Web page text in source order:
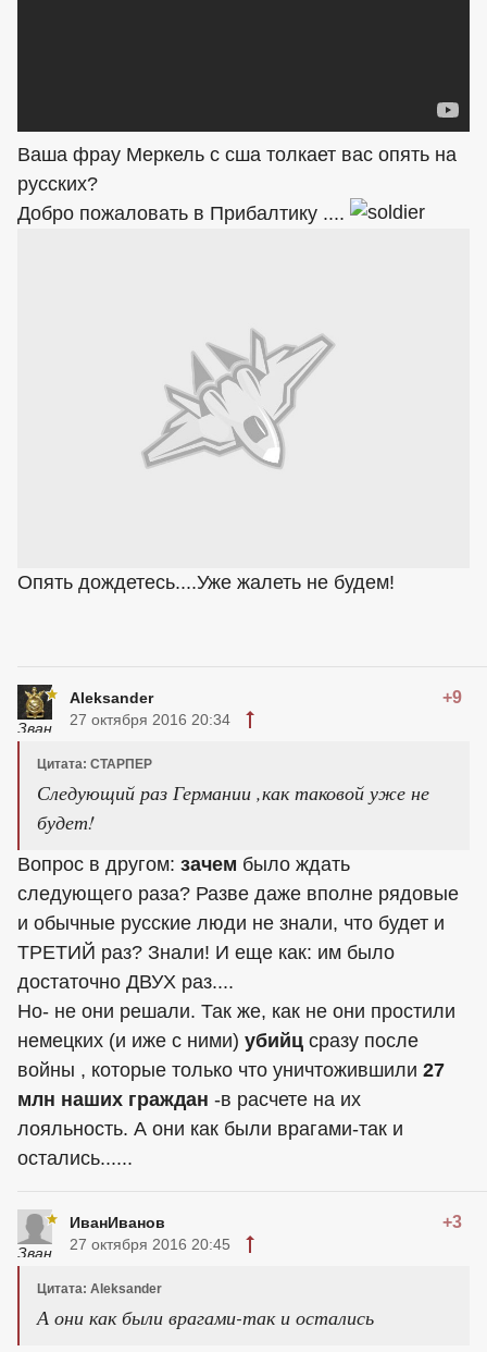
Ваша фрау Меркель с сша толкает вас опять на
русских?
Добро пожаловать в Прибалтику ....
Опять дождетесь....Уже жалеть не будем!
Aleksander +9
27 октября 2016 20:34
Цитата: СТАРПЕР
Следующий раз Германии ,как таковой уже не
будет!
Вопрос в другом: зачем было ждать
следующего раза? Разве даже вполне рядовые
и обычные русские люди не знали, что будет и
ТРЕТИЙ раз? Знали! И еще как: им было
достаточно ДВУХ раз....
Но- не они решали. Так же, как не они простили
немецких (и иже с ними) убийц сразу после
войны , которые только что уничтожившили 27
млн наших граждан -в расчете на их
лояльность. А они как были врагами-так и
остались......
ИванИванов +3
27 октября 2016 20:45
Цитата: Aleksander
А они как были врагами-так и остались